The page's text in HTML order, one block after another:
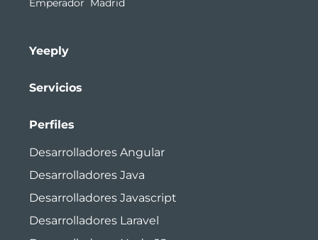
Emperador Madrid
Yeeply
Servicios
Perfiles
Desarrolladores Angular
Desarrolladores Java
Desarrolladores Javascript
Desarrolladores Laravel